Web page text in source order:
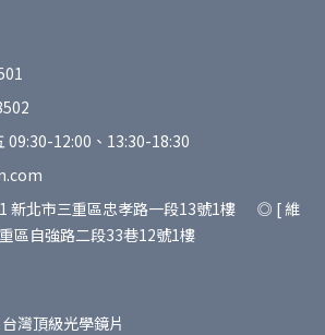
09:30-12:00、13:30-18:30
新北市三重區忠孝路一段13號1樓 ◎ [ 維
區自強路二段33巷12號1樓
灣頂級光學鏡片